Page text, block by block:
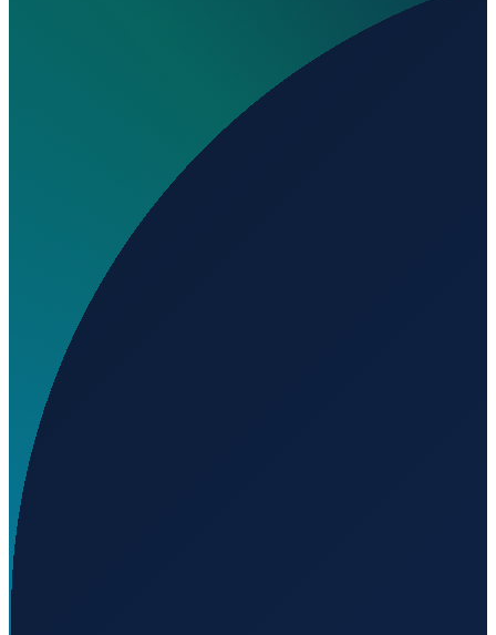
Wo liegt Emmel Airfield Dedelow Airport?
Airport?
Wird geladen...